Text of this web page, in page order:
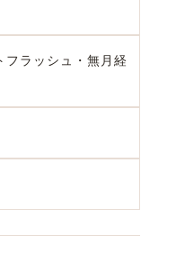
フラッシュ・無月経